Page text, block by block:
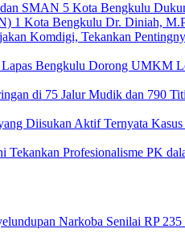
SMAN 5 Kota Bengkulu
Komdigi, Tekankan
Bengkulu Dorong UMKM
di 75 Jalur Mudik dan 790
Diisukan Aktif Ternyata
Profesionalisme PK
Narkoba Senilai RP